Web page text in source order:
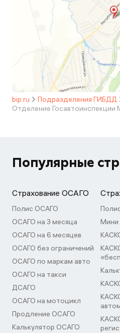
bip.ru
Подразделения ГИБДД
Популярные
Страхование ОСАГО
Полис ОСАГО
ОСАГО на 3 месяца
ОСАГО на 6 месяцев
ОСАГО без ограничений
ОСАГО по маркам авто
ОСАГО на такси
ДСАГО
ОСАГО на мотоцикл
Продление ОСАГО
Калькулятор ОСАГО
Мини